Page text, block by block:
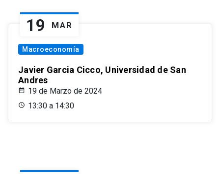
19 MAR
Macroeconomía
Javier Garcia Cicco, Universidad de San
Andres
19 de Marzo de 2024
13:30 a 14:30